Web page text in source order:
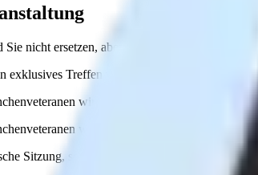
nicht ersetzen, aber das Ignorieren
exklusives Treffen von drei Recruiting-
wird von über 100.000
wird von über 100.000
Sitzung, sondern echte, praktische Ansätze,